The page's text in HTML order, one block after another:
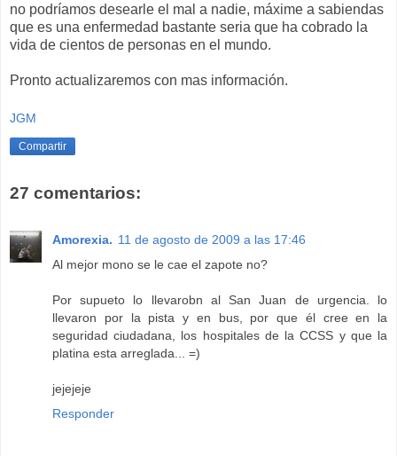
no podríamos desearle el mal a nadie, máxime a sabiendas
que es una enfermedad bastante seria que ha cobrado la
vida de cientos de personas en el mundo.
Pronto actualizaremos con mas información.
JGM
Compartir
27 comentarios:
Amorexia. 11 de agosto de 2009 a las 17:46
Al mejor mono se le cae el zapote no?
Por supueto lo llevarobn al San Juan de urgencia. lo
llevaron por la pista y en bus, por que él cree en la
seguridad ciudadana, los hospitales de la CCSS y que la
platina esta arreglada... =)
jejejeje
Responder